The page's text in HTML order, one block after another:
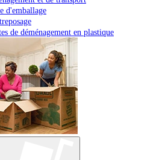
d'emballage
de déménagement en plastique